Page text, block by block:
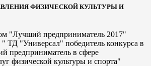
ФИЗИЧЕСКОЙ КУЛЬТУРЫ И
"Лучший предприниматель 2017"
ТД "Универсал" победитель конкурса в
предприниматель в сфере
физической культуры и спорта"